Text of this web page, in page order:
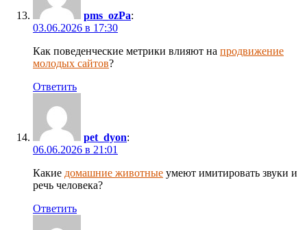
pms_ozPa:
03.06.2026 в 17:30
Как поведенческие метрики влияют на продвижение
молодых сайтов?
Ответить
pet_dyon:
06.06.2026 в 21:01
Какие домашние животные умеют имитировать звуки и
речь человека?
Ответить